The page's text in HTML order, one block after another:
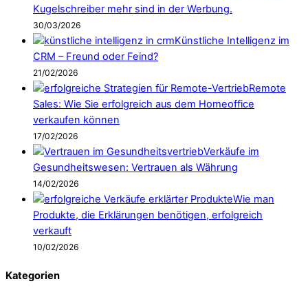
Kugelschreiber mehr sind in der Werbung.
30/03/2026
Künstliche Intelligenz im
CRM – Freund oder Feind?
21/02/2026
Remote
Sales: Wie Sie erfolgreich aus dem Homeoffice
verkaufen können
17/02/2026
Verkäufe im
Gesundheitswesen: Vertrauen als Währung
14/02/2026
Wie man
Produkte, die Erklärungen benötigen, erfolgreich
verkauft
10/02/2026
Kategorien